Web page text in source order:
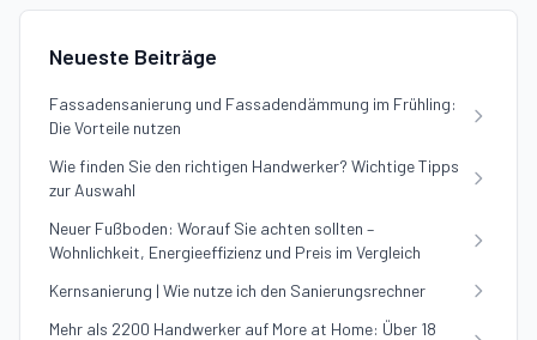
Neueste Beiträge
Fassadensanierung und Fassadendämmung im Frühling:
Die Vorteile nutzen
Wie finden Sie den richtigen Handwerker? Wichtige Tipps
zur Auswahl
Neuer Fußboden: Worauf Sie achten sollten –
Wohnlichkeit, Energieeffizienz und Preis im Vergleich
Kernsanierung | Wie nutze ich den Sanierungsrechner
Mehr als 2200 Handwerker auf More at Home: Über 18